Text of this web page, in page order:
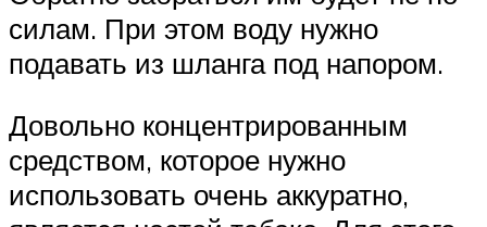
силам. При этом воду нужно
подавать из шланга под напором.
Довольно концентрированным
средством, которое нужно
использовать очень аккуратно,